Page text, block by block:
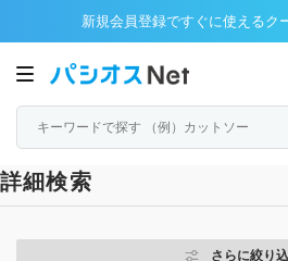
新規会員登録ですぐに使えるク
詳細検索
さらに絞り